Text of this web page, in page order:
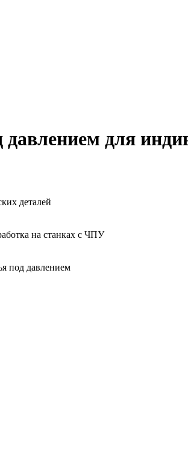
для
деталей
на станках с ЧПУ
под давлением